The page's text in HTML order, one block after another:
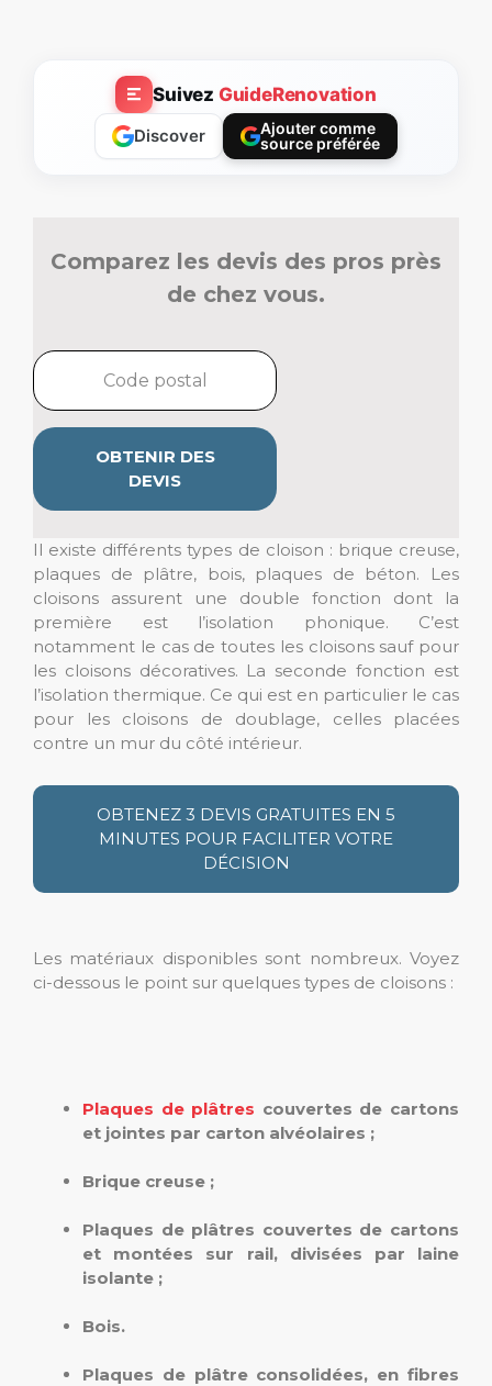
Suivez GuideRenovation
Discover
Ajouter comme
source préférée
Comparez les devis des pros près
de chez vous.
OBTENIR DES
DEVIS
Il existe différents types de cloison : brique creuse,
plaques de plâtre, bois, plaques de béton. Les
cloisons assurent une double fonction dont la
première est l’isolation phonique. C’est
notamment le cas de toutes les cloisons sauf pour
les cloisons décoratives. La seconde fonction est
l’isolation thermique. Ce qui est en particulier le cas
pour les cloisons de doublage, celles placées
contre un mur du côté intérieur.
OBTENEZ 3 DEVIS GRATUITES EN 5
MINUTES POUR FACILITER VOTRE
DÉCISION
Les matériaux disponibles sont nombreux. Voyez
ci-dessous le point sur quelques types de cloisons :
Plaques de plâtres couvertes de cartons
et jointes par carton alvéolaires ;
Brique creuse ;
Plaques de plâtres couvertes de cartons
et montées sur rail, divisées par laine
isolante ;
Bois.
Plaques de plâtre consolidées, en fibres